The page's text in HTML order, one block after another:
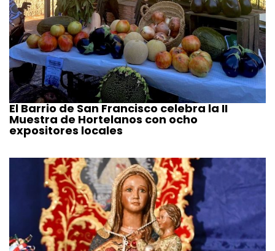
El Barrio de San Francisco celebra la II
Muestra de Hortelanos con ocho
expositores locales